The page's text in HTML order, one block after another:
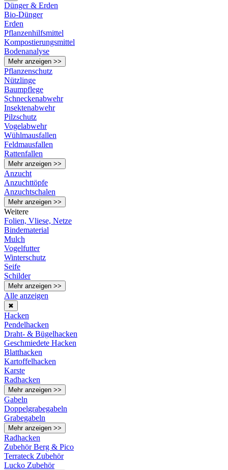
Dünger & Erden
Bio-Dünger
Erden
Pflanzenhilfsmittel
Kompostierungsmittel
Bodenanalyse
Mehr anzeigen >>
Pflanzenschutz
Nützlinge
Baumpflege
Schneckenabwehr
Insektenabwehr
Pilzschutz
Vogelabwehr
Wühlmausfallen
Feldmausfallen
Rattenfallen
Mehr anzeigen >>
Anzucht
Anzuchttöpfe
Anzuchtschalen
Mehr anzeigen >>
Weitere
Folien, Vliese, Netze
Bindematerial
Mulch
Vogelfutter
Winterschutz
Seife
Schilder
Mehr anzeigen >>
Alle anzeigen
✖
Hacken
Pendelhacken
Draht- & Bügelhacken
Geschmiedete Hacken
Blatthacken
Kartoffelhacken
Karste
Radhacken
Mehr anzeigen >>
Gabeln
Doppelgrabegabeln
Grabegabeln
Mehr anzeigen >>
Radhacken
Zubehör Berg & Pico
Terrateck Zubehör
Lucko Zubehör